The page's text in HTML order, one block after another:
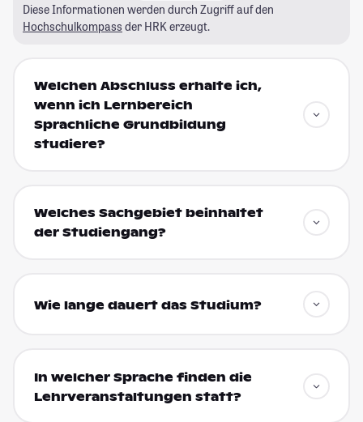
Diese Informationen werden durch Zugriff auf den
Hochschulkompass der HRK erzeugt.
Welchen Abschluss erhalte ich,
wenn ich Lernbereich
Sprachliche Grundbildung
studiere?
Welches Sachgebiet beinhaltet
der Studiengang?
Wie lange dauert das Studium?
In welcher Sprache finden die
Lehrveranstaltungen statt?